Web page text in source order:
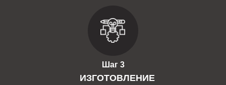
Шаг 3
ИЗГОТОВЛЕНИЕ